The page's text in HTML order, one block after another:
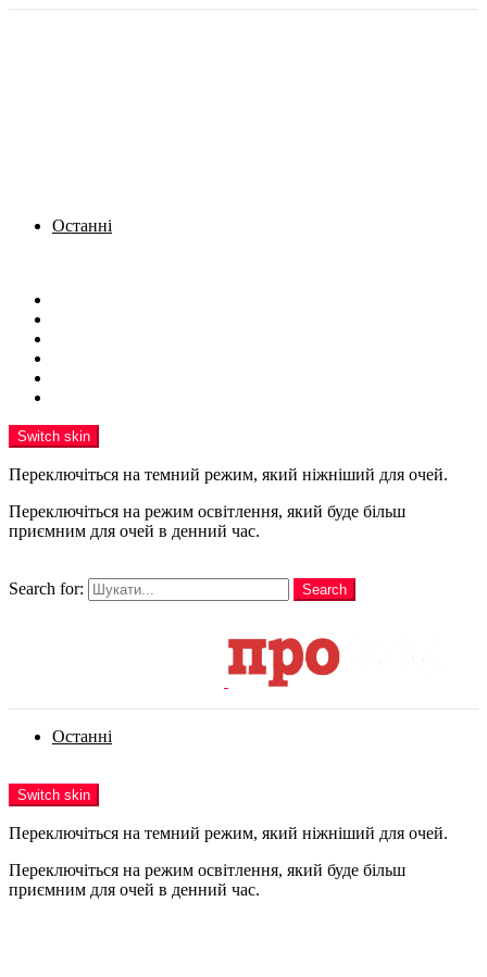
Останні
Switch skin
Переключіться на темний режим, який ніжніший для очей.
Переключіться на режим освітлення, який буде більш
приємним для очей в денний час.
Search for:
Search
Останні
Switch skin
Переключіться на темний режим, який ніжніший для очей.
Переключіться на режим освітлення, який буде більш
приємним для очей в денний час.